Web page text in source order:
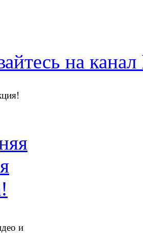
на
и